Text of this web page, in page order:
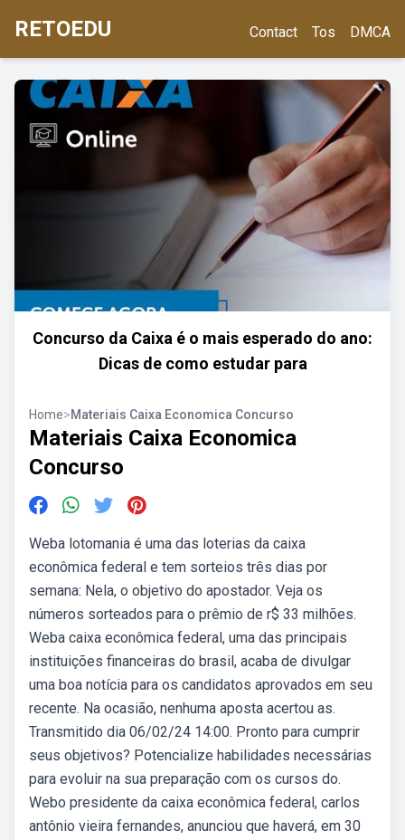
RETOEDU Contact Tos DMCA
Concurso da Caixa é o mais esperado do ano:
Dicas de como estudar para
Home>Materiais Caixa Economica Concurso
Materiais Caixa Economica
Concurso
Weba lotomania é uma das loterias da caixa
econômica federal e tem sorteios três dias por
semana: Nela, o objetivo do apostador. Veja os
números sorteados para o prêmio de r$ 33 milhões.
Weba caixa econômica federal, uma das principais
instituições financeiras do brasil, acaba de divulgar
uma boa notícia para os candidatos aprovados em seu
recente. Na ocasião, nenhuma aposta acertou as.
Transmitido dia 06/02/24 14:00. Pronto para cumprir
seus objetivos? Potencialize habilidades necessárias
para evoluir na sua preparação com os cursos do.
Webo presidente da caixa econômica federal, carlos
antônio vieira fernandes, anunciou que haverá, em 30